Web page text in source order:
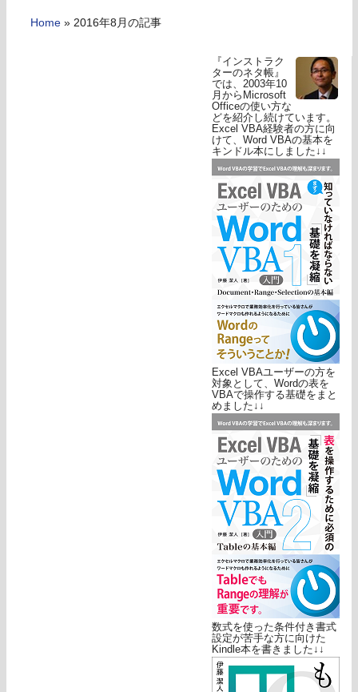
Home » 2016年8月の記事
『インストラク
ターのネタ帳』
では、2003年10
月からMicrosoft
Officeの使い方な
どを紹介し続けています。
Excel VBA経験者の方に向
けて、Word VBAの基本を
キンドル本にしました↓↓
Excel VBAユーザーの方を
対象として、Wordの表を
VBAで操作する基礎をまと
めました↓↓
数式を使った条件付き書式
設定が苦手な方に向けた
Kindle本を書きました↓↓